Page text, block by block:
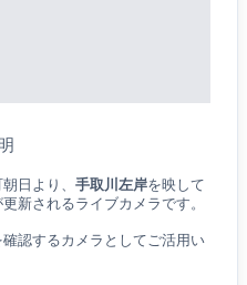
日より、 手取川左岸を映して
新されるライブカメラです。
認するカメラとしてご活用い